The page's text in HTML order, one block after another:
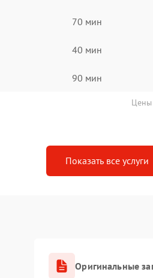
70 мин
40 мин
90 мин
Цены
Показать все услуги
Оригинальные